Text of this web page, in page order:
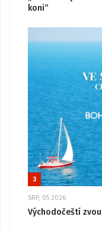
koni“
3
SRP, 05 2026
Východočeští